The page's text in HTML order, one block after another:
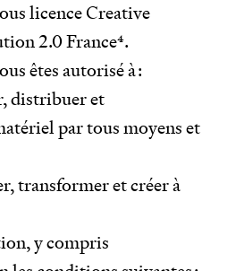
licence Creative
2.0 France4.
êtes autorisé à :
distribuer et
par tous moyens et
transformer et créer à
y compris